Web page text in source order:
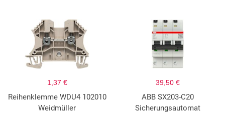
1,37 €
Reihenklemme WDU4 102010
Weidmüller
39,50 €
ABB SX203-C20
Sicherungsautomat